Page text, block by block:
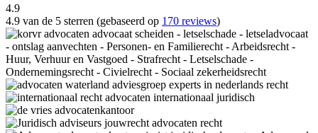
4.9
4.9 van de 5 sterren (gebaseerd op 170 reviews)